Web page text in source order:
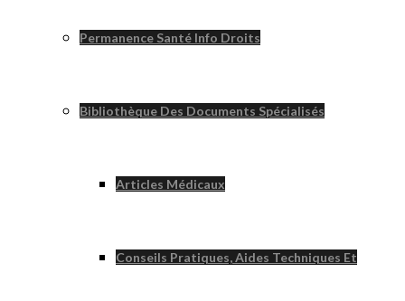
Permanence Santé Info Droits
Bibliothèque Des Documents Spécialisés
Articles Médicaux
Conseils Pratiques, Aides Techniques Et